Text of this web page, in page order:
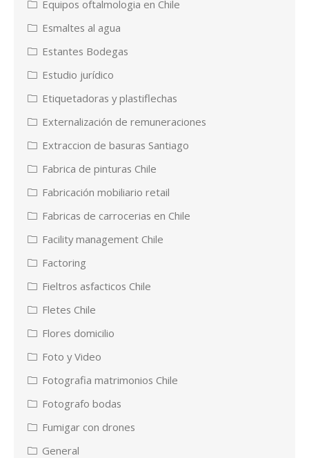
Equipos oftalmologia en Chile
Esmaltes al agua
Estantes Bodegas
Estudio jurídico
Etiquetadoras y plastiflechas
Externalización de remuneraciones
Extraccion de basuras Santiago
Fabrica de pinturas Chile
Fabricación mobiliario retail
Fabricas de carrocerias en Chile
Facility management Chile
Factoring
Fieltros asfacticos Chile
Fletes Chile
Flores domicilio
Foto y Video
Fotografia matrimonios Chile
Fotografo bodas
Fumigar con drones
General